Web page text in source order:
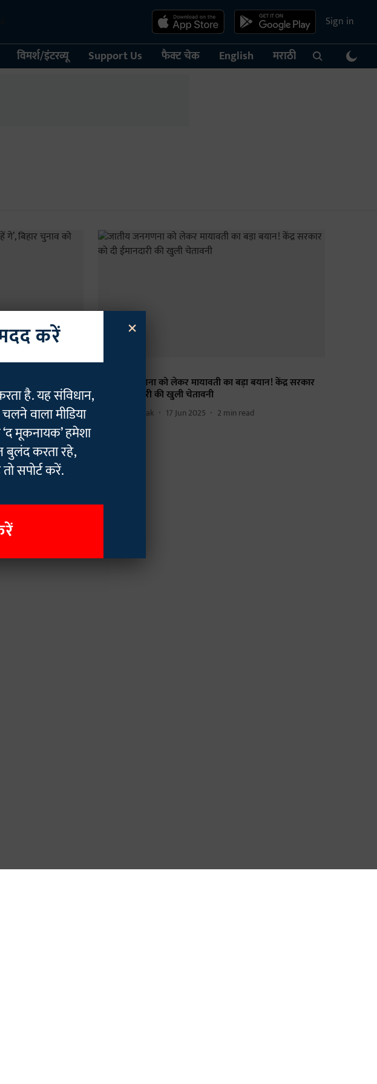
Sign in
विमर्श/इंटरव्यू Support Us फैक्ट चेक English मराठी
जातीय जनगणना को लेकर मायावती का बड़ा बयान! केंद्र सरकार
को दी ईमानदारी की खुली चेतावनी
The Mooknayak 17 Jun 2025 2 min read
×
करें
है. यह संविधान,
वाला मीडिया
मूकनायक’ हमेशा
बुलंद करता रहे,
सपोर्ट करें.